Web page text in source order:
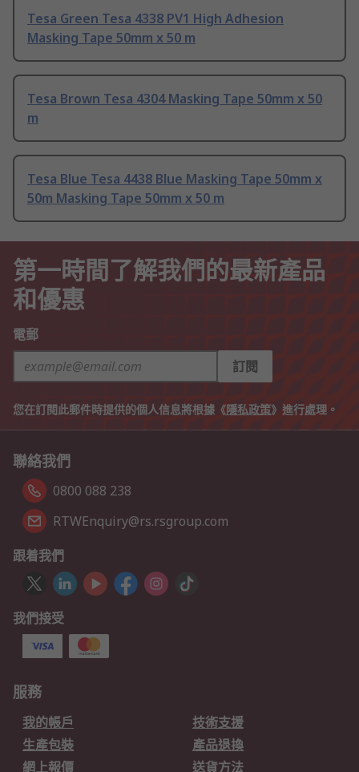
Tesa Green Tesa 4338 PV1 High Adhesion
Masking Tape 50mm x 50 m
Tesa Brown Tesa 4304 Masking Tape 50mm x 50
m
Tesa Blue Tesa 4438 Blue Masking Tape 50mm x
50m Masking Tape 50mm x 50 m
第一時間了解我們的最新產品
和優惠
電郵
訂閱
您在訂閱此郵件時提供的個人信息將根據《隱私政策》進行處理。
聯絡我們
0800 088 238
RTWEnquiry@rs.rsgroup.com
跟着我們
我們接受
服務
我的帳戶
技術支援
生產包裝
產品退換
網上報價
送貨方法